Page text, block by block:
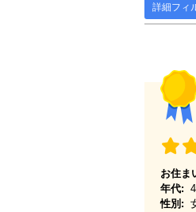
詳細フィ
お住ま
年代:
性別: